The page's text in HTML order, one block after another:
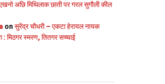
अछि मिथिलाक छाती पर गरल सुगौली कील
on सुरेंद्र चौधरी – एकटा हेरायल नायक
: मिठगर स्‍मरण, तितगर सच्‍चाई